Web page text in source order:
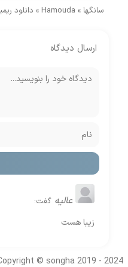
سانگها »
Hamouda
» دانلود
ارسال دیدگاه
عالیه گفت:
زیبا هست
© songha 2019 - 2024